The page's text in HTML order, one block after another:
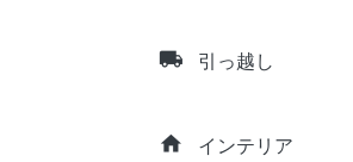
local_shipping 引っ越し
home インテリア